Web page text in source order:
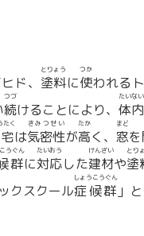
ド、 塗料
とりょう
に使
つか
われる
続
つづ
けることにより、 体内
たいない
たく
は気密性
きみつせい
が高
たか
く、 窓
まど
を
群
うぐん
に対応
たいおう
した建材
けんざい
や塗
とり
クスクール症候群
しょうこうぐん
」